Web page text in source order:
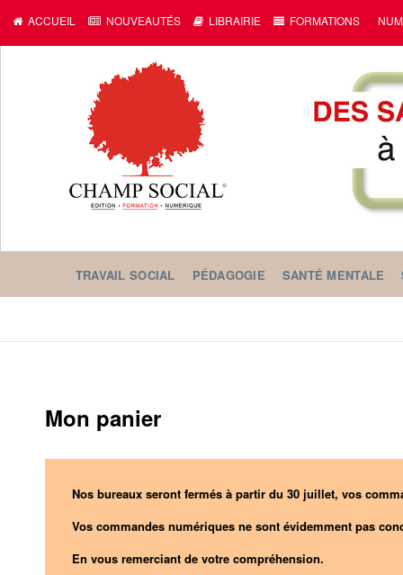
ACCUEIL NOUVEAUTÉS LIBRAIRIE FORMATIONS
TRAVAIL SOCIAL PÉDAGOGIE SANTÉ MENTALE
Mon panier
Nos bureaux seront fermés à partir du 30 juillet, vos
Vos commandes numériques ne sont évidemment pas
En vous remerciant de votre compréhension.